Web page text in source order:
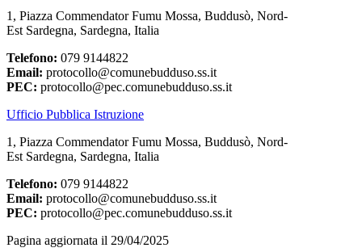
1, Piazza Commendator Fumu Mossa, Buddusò, Nord-
Est Sardegna, Sardegna, Italia
Telefono: 079 9144822
Email: protocollo@comunebudduso.ss.it
PEC: protocollo@pec.comunebudduso.ss.it
Ufficio Pubblica Istruzione
1, Piazza Commendator Fumu Mossa, Buddusò, Nord-
Est Sardegna, Sardegna, Italia
Telefono: 079 9144822
Email: protocollo@comunebudduso.ss.it
PEC: protocollo@pec.comunebudduso.ss.it
Pagina aggiornata il 29/04/2025